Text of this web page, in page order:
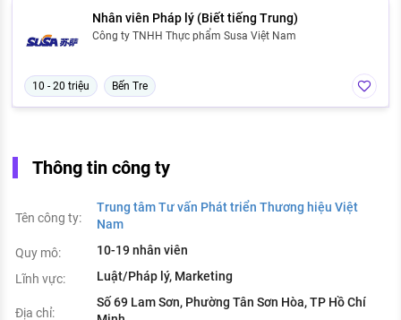
Nhân viên Pháp lý (Biết tiếng Trung)
Công ty TNHH Thực phẩm Susa Việt Nam
10 - 20 triệu Bến Tre
Thông tin công ty
Tên công ty:
Trung tâm Tư vấn Phát triển Thương hiệu Việt
Nam
Quy mô:
10-19 nhân viên
Lĩnh vực:
Luật/Pháp lý, Marketing
Địa chỉ:
Số 69 Lam Sơn, Phường Tân Sơn Hòa, TP Hồ Chí